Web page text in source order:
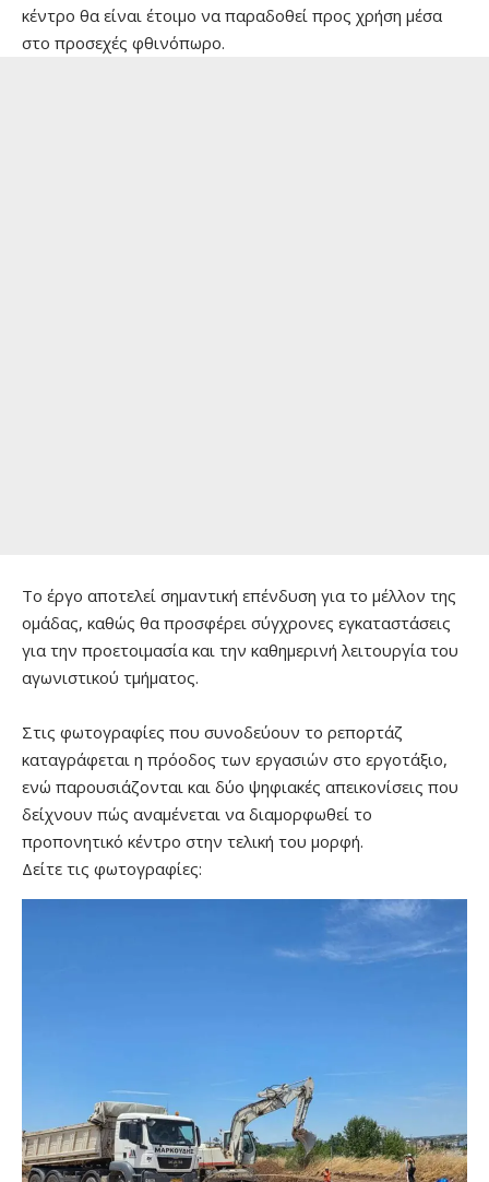
κέντρο θα είναι έτοιμο να παραδοθεί προς χρήση μέσα
στο προσεχές φθινόπωρο.
Το έργο αποτελεί σημαντική επένδυση για το μέλλον της
ομάδας, καθώς θα προσφέρει σύγχρονες εγκαταστάσεις
για την προετοιμασία και την καθημερινή λειτουργία του
αγωνιστικού τμήματος.
Στις φωτογραφίες που συνοδεύουν το ρεπορτάζ
καταγράφεται η πρόοδος των εργασιών στο εργοτάξιο,
ενώ παρουσιάζονται και δύο ψηφιακές απεικονίσεις που
δείχνουν πώς αναμένεται να διαμορφωθεί το
προπονητικό κέντρο στην τελική του μορφή.
Δείτε τις φωτογραφίες: